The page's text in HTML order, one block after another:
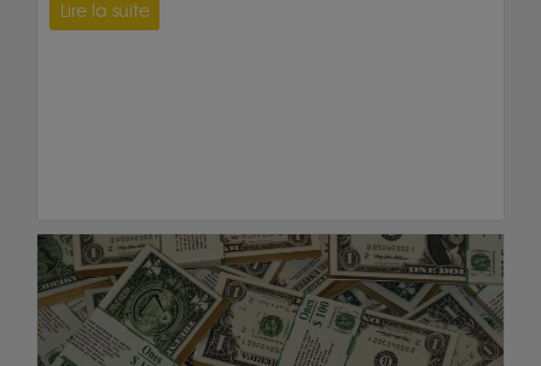
Lire la suite